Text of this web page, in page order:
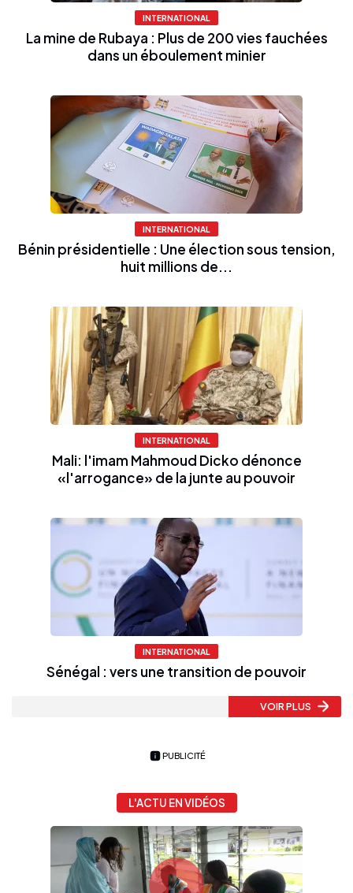
INTERNATIONAL
La mine de Rubaya : Plus de 200 vies fauchées
dans un éboulement minier
INTERNATIONAL
Bénin présidentielle : Une élection sous tension,
huit millions de...
INTERNATIONAL
Mali: l'imam Mahmoud Dicko dénonce
«l'arrogance» de la junte au pouvoir
INTERNATIONAL
Sénégal : vers une transition de pouvoir
VOIR PLUS
PUBLICITÉ
L'ACTU EN VIDÉOS